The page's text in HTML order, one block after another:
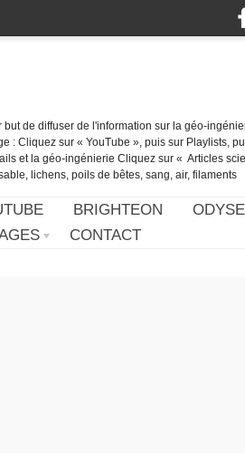
de diffuser de l'information sur la géo-
: Cliquez sur « YouTube », puis sur Playlists,
et la géo-ingénierie Cliquez sur « Articles
lichens, poils de bêtes, sang, air, filaments
BRIGHTEON
CONTACT